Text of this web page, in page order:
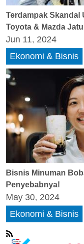
Terdampak Skandal
Toyota & Mazda
Jun 11, 2024
Ekonomi & Bisnis
Bisnis Minuman
Penyebabnya!
May 30, 2024
Ekonomi & Bisnis